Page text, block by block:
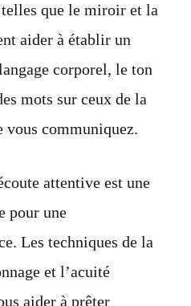
que le miroir et la
aider à établir un
corporel, le ton
mots sur ceux de la
vous communiquez.
attentive est une
pour une
Les techniques de la
et l’acuité
aider à prêter